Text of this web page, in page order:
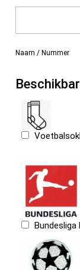
Naam / Nummer